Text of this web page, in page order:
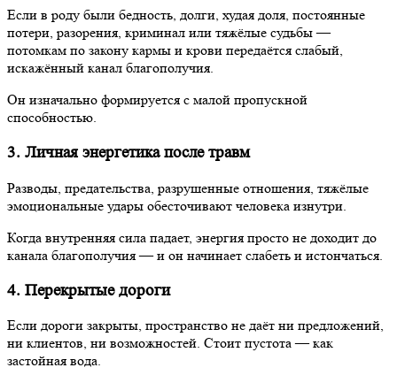
Если в роду были бедность, долги, худая доля, постоянные
потери, разорения, криминал или тяжёлые судьбы —
потомкам по закону кармы и крови передаётся слабый,
искажённый канал благополучия.
Он изначально формируется с малой пропускной
способностью.
3. Личная энергетика после травм
Разводы, предательства, разрушенные отношения, тяжёлые
эмоциональные удары обесточивают человека изнутри.
Когда внутренняя сила падает, энергия просто не доходит до
канала благополучия — и он начинает слабеть и истончаться.
4. Перекрытые дороги
Если дороги закрыты, пространство не даёт ни предложений,
ни клиентов, ни возможностей. Стоит пустота — как
застойная вода.